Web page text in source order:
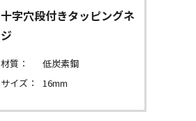
十字穴段付きタッピングネ
ジ
材質：
低炭素鋼
サイズ：
16mm